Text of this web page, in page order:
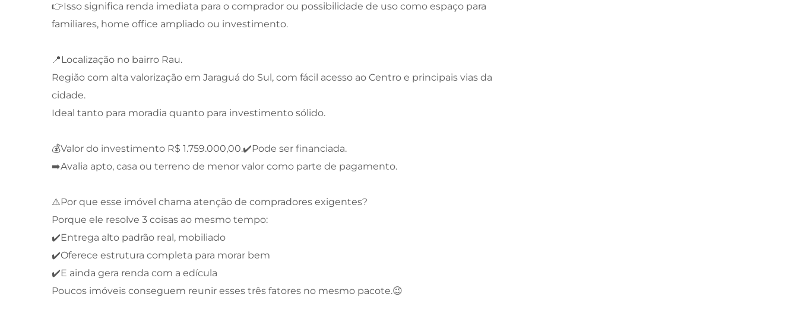
👉Isso significa renda imediata para o comprador ou possibilidade de uso como espaço para
familiares, home office ampliado ou investimento.
📍Localização no bairro Rau.
Região com alta valorização em Jaraguá do Sul, com fácil acesso ao Centro e principais vias da
cidade.
Ideal tanto para moradia quanto para investimento sólido.
💰Valor do investimento R$ 1.759.000,00.✔️Pode ser financiada.
➡️Avalia apto, casa ou terreno de menor valor como parte de pagamento.
⚠️Por que esse imóvel chama atenção de compradores exigentes?
Porque ele resolve 3 coisas ao mesmo tempo:
✔️Entrega alto padrão real, mobiliado
✔️Oferece estrutura completa para morar bem
✔️E ainda gera renda com a edícula
Poucos imóveis conseguem reunir esses três fatores no mesmo pacote.😉